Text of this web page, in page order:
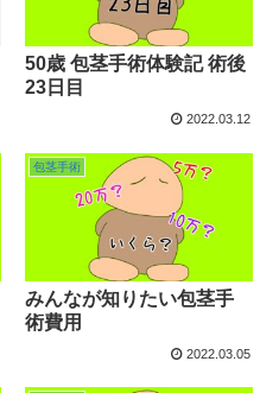
50歳 包茎手術体験記 術後
23日目
2022.03.12
包茎手術
みんなが知りたい包茎手
術費用
2022.03.05